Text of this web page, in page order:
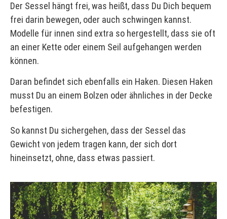
Der Sessel hängt frei, was heißt, dass Du Dich bequem
frei darin bewegen, oder auch schwingen kannst.
Modelle für innen sind extra so hergestellt, dass sie oft
an einer Kette oder einem Seil aufgehangen werden
können.
Daran befindet sich ebenfalls ein Haken. Diesen Haken
musst Du an einem Bolzen oder ähnliches in der Decke
befestigen.
So kannst Du sichergehen, dass der Sessel das
Gewicht von jedem tragen kann, der sich dort
hineinsetzt, ohne, dass etwas passiert.